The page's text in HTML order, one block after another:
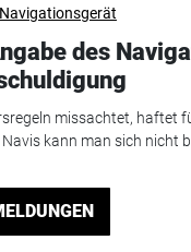
des
missachtet, haftet
kann man sich nicht